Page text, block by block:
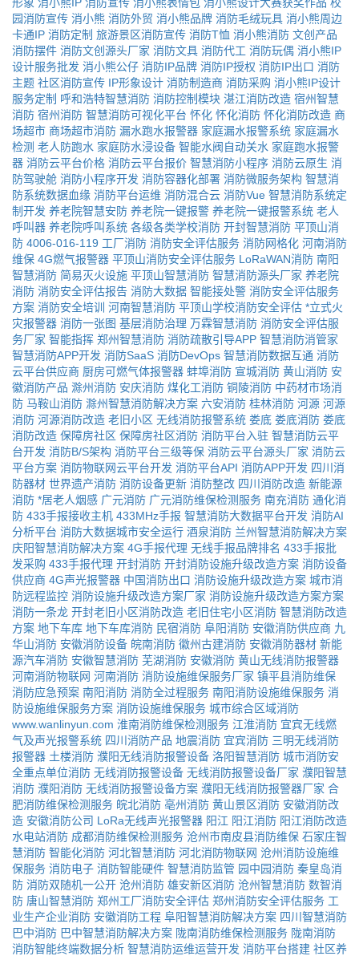
园消防宣传 消小熊 消防外贸 消小熊品牌 消防毛绒玩具 消小熊周边
卡通IP 消防定制 旅游景区消防宣传 消防T恤 消小熊消防 文创产品
消防摆件 消防文创源头厂家 消防文具 消防代工 消防玩偶 消小熊IP
设计服务批发 消小熊公仔 消防IP品牌 消防IP授权 消防IP出口 消防
主题 社区消防宣传 IP形象设计 消防制造商 消防采购 消小熊IP设计
服务定制 呼和浩特智慧消防 消防控制模块 湛江消防改造 宿州智慧
消防 宿州消防 智慧消防可视化平台 怀化 怀化消防 怀化消防改造 商
场超市 商场超市消防 漏水跑水报警器 家庭漏水报警系统 家庭漏水
检测 老人防跑水 家庭防水浸设备 智能水阀自动关水 家庭跑水报警
器 消防云平台价格 消防云平台报价 智慧消防小程序 消防云原生 消
防驾驶舱 消防小程序开发 消防容器化部署 消防微服务架构 智慧消
防系统数据血缘 消防平台运维 消防混合云 消防Vue 智慧消防系统定
制开发 养老院智慧安防 养老院一键报警 养老院一键报警系统 老人
呼叫器 养老院呼叫系统 各级各类学校消防 开封智慧消防 平顶山消
防 4006-016-119 工厂消防 消防安全评估服务 消防网格化 河南消防
维保 4G燃气报警器 平顶山消防安全评估服务 LoRaWAN消防 南阳
智慧消防 简易灭火设施 平顶山智慧消防 智慧消防源头厂家 养老院
消防 消防安全评估报告 消防大数据 智能接处警 消防安全评估服务
方案 消防安全培训 河南智慧消防 平顶山学校消防安全评估 *立式火
灾报警器 消防一张图 基层消防治理 万霖智慧消防 消防安全评估服
务厂家 智能指挥 郑州智慧消防 消防疏散引导APP 智慧消防消管家
智慧消防APP开发 消防SaaS 消防DevOps 智慧消防数据互通 消防
云平台供应商 厨房可燃气体报警器 蚌埠消防 宣城消防 黄山消防 安
徽消防产品 滁州消防 安庆消防 煤化工消防 铜陵消防 中药材市场消
防 马鞍山消防 滁州智慧消防解决方案 六安消防 桂林消防 河源 河源
消防 河源消防改造 老旧小区 无线消防报警系统 娄底 娄底消防 娄底
消防改造 保障房社区 保障房社区消防 消防平台入驻 智慧消防云平
台开发 消防B/S架构 消防平台三级等保 消防云平台源头厂家 消防云
平台方案 消防物联网云平台开发 消防平台API 消防APP开发 四川消
防器材 世界遗产消防 消防设备更新 消防整改 四川消防改造 新能源
消防 *居老人烟感 广元消防 广元消防维保检测服务 南充消防 通化消
防 433手报接收主机 433MHz手报 智慧消防大数据平台开发 消防AI
分析平台 消防大数据城市安全运行 酒泉消防 兰州智慧消防解决方案
庆阳智慧消防解决方案 4G手报代理 无线手报品牌排名 433手报批
发采购 433手报代理 开封消防 开封消防设施升级改造方案 消防设备
供应商 4G声光报警器 中国消防出口 消防设施升级改造方案 城市消
防远程监控 消防设施升级改造方案厂家 消防设施升级改造方案方案
消防一条龙 开封老旧小区消防改造 老旧住宅小区消防 智慧消防改造
方案 地下车库 地下车库消防 民宿消防 阜阳消防 安徽消防供应商 九
华山消防 安徽消防设备 皖南消防 徽州古建消防 安徽消防器材 新能
源汽车消防 安徽智慧消防 芜湖消防 安徽消防 黄山无线消防报警器
河南消防物联网 河南消防 消防设施维保服务厂家 镇平县消防维保
消防应急预案 南阳消防 消防全过程服务 南阳消防设施维保服务 消
防设施维保服务方案 消防设施维保服务 城市综合区域消防
www.wanlinyun.com 淮南消防维保检测服务 江淮消防 宜宾无线燃
气及声光报警系统 四川消防产品 地震消防 宜宾消防 三明无线消防
报警器 土楼消防 濮阳无线消防报警设备 洛阳智慧消防 城市消防安
全重点单位消防 无线消防报警设备 无线消防报警设备厂家 濮阳智慧
消防 濮阳消防 无线消防报警设备方案 濮阳无线消防报警器厂家 合
肥消防维保检测服务 皖北消防 亳州消防 黄山景区消防 安徽消防改
造 安徽消防公司 LoRa无线声光报警器 阳江 阳江消防 阳江消防改造
水电站消防 成都消防维保检测服务 沧州市南皮县消防维保 石家庄智
慧消防 智能化消防 河北智慧消防 河北消防物联网 沧州消防设施维
保服务 消防电子 消防智能硬件 智慧消防监管 园中园消防 秦皇岛消
防 消防双随机一公开 沧州消防 雄安新区消防 沧州智慧消防 数智消
防 唐山智慧消防 郑州工厂消防安全评估 郑州消防安全评估服务 工
业生产企业消防 安徽消防工程 阜阳智慧消防解决方案 四川智慧消防
巴中消防 巴中智慧消防解决方案 陇南消防维保检测服务 陇南消防
消防智能终端数据分析 智慧消防运维运营开发 消防平台搭建 社区养